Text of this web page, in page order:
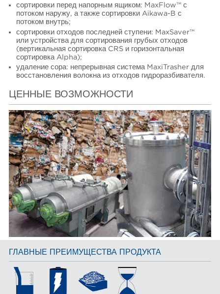
сортировки перед напорным ящиком: MaxFlow™ с
потоком наружу, а также сортировки Aikawa-B с
потоком внутрь;
сортировки отходов последней ступени: MaxSaver™
или устройства для сортирования грубых отходов
(вертикальная сортировка CRS и горизонтальная
сортировка Alpha);
удаление сора: непрерывная система MaxiTrasher для
восстановления волокна из отходов гидроразбивателя.
ЦЕННЫЕ ВОЗМОЖНОСТИ
ГЛАВНЫЕ ПРЕИМУЩЕСТВА ПРОДУКТА